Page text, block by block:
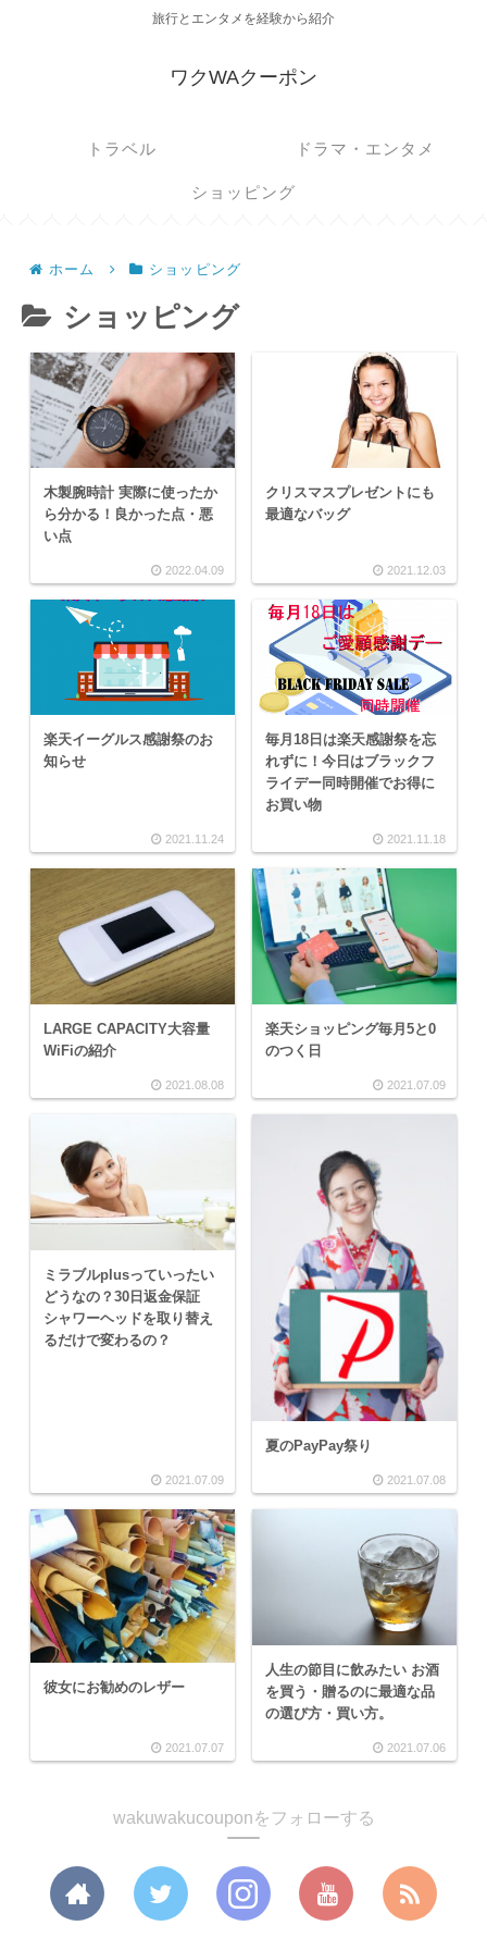
旅行とエンタメを経験から紹介
ワクWAクーポン
トラベル ドラマ・エンタメ
ショッピング
ホーム ショッピング
ショッピング
木製腕時計 実際に使ったか
ら分かる！良かった点・悪
い点
2022.04.09
クリスマスプレゼントにも
最適なバッグ
2021.12.03
楽天イーグルス感謝祭のお
知らせ
2021.11.24
毎月18日は楽天感謝祭を忘
れずに！今日はブラックフ
ライデー同時開催でお得に
お買い物
2021.11.18
LARGE CAPACITY大容量
WiFiの紹介
2021.08.08
楽天ショッピング毎月5と0
のつく日
2021.07.09
ミラブルplusっていったい
どうなの？30日返金保証
シャワーヘッドを取り替え
るだけで変わるの？
2021.07.09
夏のPayPay祭り
2021.07.08
彼女にお勧めのレザー
2021.07.07
人生の節目に飲みたい お酒
を買う・贈るのに最適な品
の選び方・買い方。
2021.07.06
wakuwakucouponをフォローする